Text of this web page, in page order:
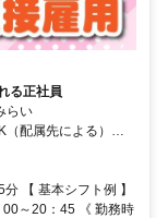
る正社員
らい
配属先による）※
まえ、本人の希望を
センターから決定し
【 基本シフト例 】
～20：45 《 勤務時